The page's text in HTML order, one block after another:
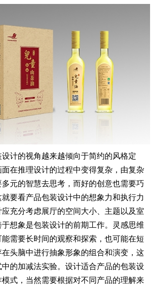
设计的视角越来越倾向于简约的风格定
在推理设计的过程中变得复杂，由复杂
元的智慧去思考，而好的创意也需要巧
要看产品包装设计中的想象力和执行力
应充分考虑展厅的空间大小、主题以及室
想象是包装设计的前期工作。灵感思维
需要长时间的观察和探索，也可能在短
头脑中进行抽象形象的组合和演变，这
的加减法实验。设计适合产品的包装设
式，当然需要根据对不同产品的理解来